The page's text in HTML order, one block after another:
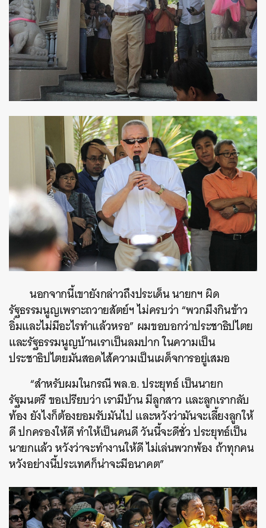
นอกจากนี้เขายังกล่าวถึงประเด็น นายกฯ ผิด
รัฐธรรมนูญเพราะถวายสัตย์ฯ ไม่ครบว่า “พวกมึงกินข้าว
อิ่มและไม่มีอะไรทำแล้วหรอ” ผมขอบอกว่าประชาธิปไตย
และรัฐธรรมนูญบ้านเราเป็นลมปาก ในความเป็น
ประชาธิปไตยมันสอดไส้ความเป็นเผด็จการอยู่เสมอ
“สำหรับผมในกรณี พล.อ. ประยุทธ์ เป็นนายก
รัฐมนตรี ขอเปรียบว่า เรามีบ้าน มีลูกสาว และลูกเรากลับ
ท้อง ยังไงก็ต้องยอมรับมันไป และหวังว่ามันจะเลี้ยงลูกให้
ดี ปกครองให้ดี ทำให้เป็นคนดี วันนี้จะดีชั่ว ประยุทธ์เป็น
นายกแล้ว หวังว่าจะทำงานให้ดี ไม่เล่นพวกพ้อง ถ้าทุกคน
หวังอย่างนี้ประเทศก็น่าจะมีอนาคต”